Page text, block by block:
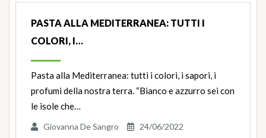
PASTA ALLA MEDITERRANEA: TUTTI I
COLORI, I…
Pasta alla Mediterranea: tutti i colori, i sapori, i
profumi della nostra terra. “Bianco e azzurro sei con
le isole che…
Giovanna De Sangro 24/06/2022